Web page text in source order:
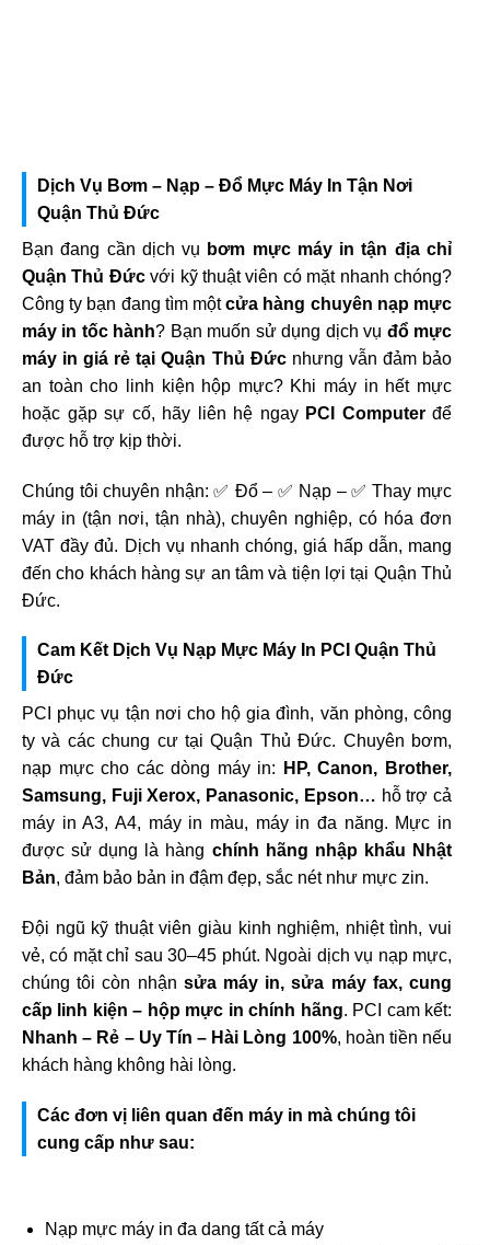
Dịch Vụ Bơm – Nạp – Đổ Mực Máy In Tận Nơi
Quận Thủ Đức
Bạn đang cần dịch vụ bơm mực máy in tận địa chỉ
Quận Thủ Đứcvới kỹ thuật viên có mặt nhanh chóng?
Công ty bạn đang tìm mộtcửa hàng chuyên nạp mực
máy in tốc hành? Bạn muốn sử dụng dịch vụ đổ mực
máy in giá rẻ tại Quận Thủ Đứcnhưng vẫn đảm bảo
an toàn cho linh kiện hộp mực? Khi máy in hết mực
hoặc gặp sự cố, hãy liên hệ ngay PCI Computerđể
được hỗ trợ kịp thời.
Chúng tôi chuyên nhận: ✅ Đổ – ✅ Nạp – ✅ Thay mực
máy in (tận nơi, tận nhà), chuyên nghiệp, có hóa đơn
VAT đầy đủ. Dịch vụ nhanh chóng, giá hấp dẫn, mang
đến cho khách hàng sự an tâm và tiện lợi tại Quận Thủ
Đức.
Cam Kết Dịch Vụ Nạp Mực Máy In PCI Quận Thủ
Đức
PCI phục vụ tận nơi cho hộ gia đình, văn phòng, công
ty và các chung cư tại Quận Thủ Đức. Chuyên bơm,
nạp mực cho các dòng máy in:
HP, Canon, Brother,
Samsung, Fuji Xerox, Panasonic, Epson… hỗ trợ cả
máy in A3, A4, máy in màu, máy in đa năng. Mực in
được sử dụng là hàng chính hãng nhập khẩu Nhật
Bản, đảm bảo bản in đậm đẹp, sắc nét như mực zin.
Đội ngũ kỹ thuật viên giàu kinh nghiệm, nhiệt tình, vui
vẻ, có mặt chỉ sau 30–45 phút. Ngoài dịch vụ nạp mực,
chúng tôi còn nhận sửa máy in, sửa máy fax, cung
cấp linh kiện – hộp mực in chính hãng. PCI cam kết:
Nhanh – Rẻ – Uy Tín – Hài Lòng 100%, hoàn tiền nếu
khách hàng không hài lòng.
Các đơn vị liên quan đến máy in mà chúng tôi
cung cấp như sau:
Nạp mực máy in đa dang tất cả máy